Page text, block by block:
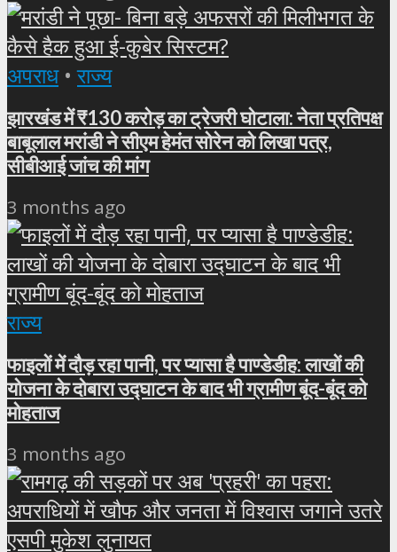
अपराध • राज्य
झारखंड में ₹130 करोड़ का ट्रेजरी घोटाला: नेता प्रतिपक्ष
बाबूलाल मरांडी ने सीएम हेमंत सोरेन को लिखा पत्र,
सीबीआई जांच की मांग
3 months ago
राज्य
फाइलों में दौड़ रहा पानी, पर प्यासा है पाण्डेडीह: लाखों की
योजना के दोबारा उद्घाटन के बाद भी ग्रामीण बूंद-बूंद को
मोहताज
3 months ago